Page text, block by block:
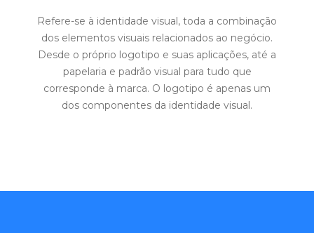
Refere-se à identidade visual, toda a combinação
dos elementos visuais relacionados ao negócio.
Desde o próprio logotipo e suas aplicações, até a
papelaria e padrão visual para tudo que
corresponde à marca. O logotipo é apenas um
dos componentes da identidade visual.